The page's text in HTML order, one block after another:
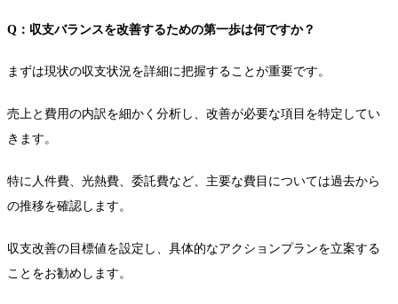
Q：収支バランスを改善するための第一歩は何ですか？
まずは現状の収支状況を詳細に把握することが重要です。
売上と費用の内訳を細かく分析し、改善が必要な項目を特定してい
きます。
特に人件費、光熱費、委託費など、主要な費目については過去から
の推移を確認します。
収支改善の目標値を設定し、具体的なアクションプランを立案する
ことをお勧めします。